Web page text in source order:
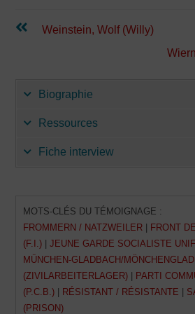
Continuer
Weinstein, Wolf (Willy)
Biographie
Ressources
Fiche interview
MOTS-CLÉS DU TÉMOIGNAGE :
FROMMERN / NATZWEILER
FRONT
(F.I.) |JEUNE GARDE SOCIALISTE
MÜNCHEN-GLADBACH/
(ZIVILARBEITERLAGER)
PARTI
(P.C.B.)
RÉSISTANT / RÉSISTANTE
(PRISON)